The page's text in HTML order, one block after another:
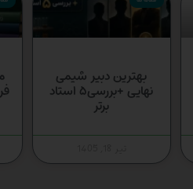
بهترین دبیر شیمی
نهایی +بررسی۵ استاد
برتر